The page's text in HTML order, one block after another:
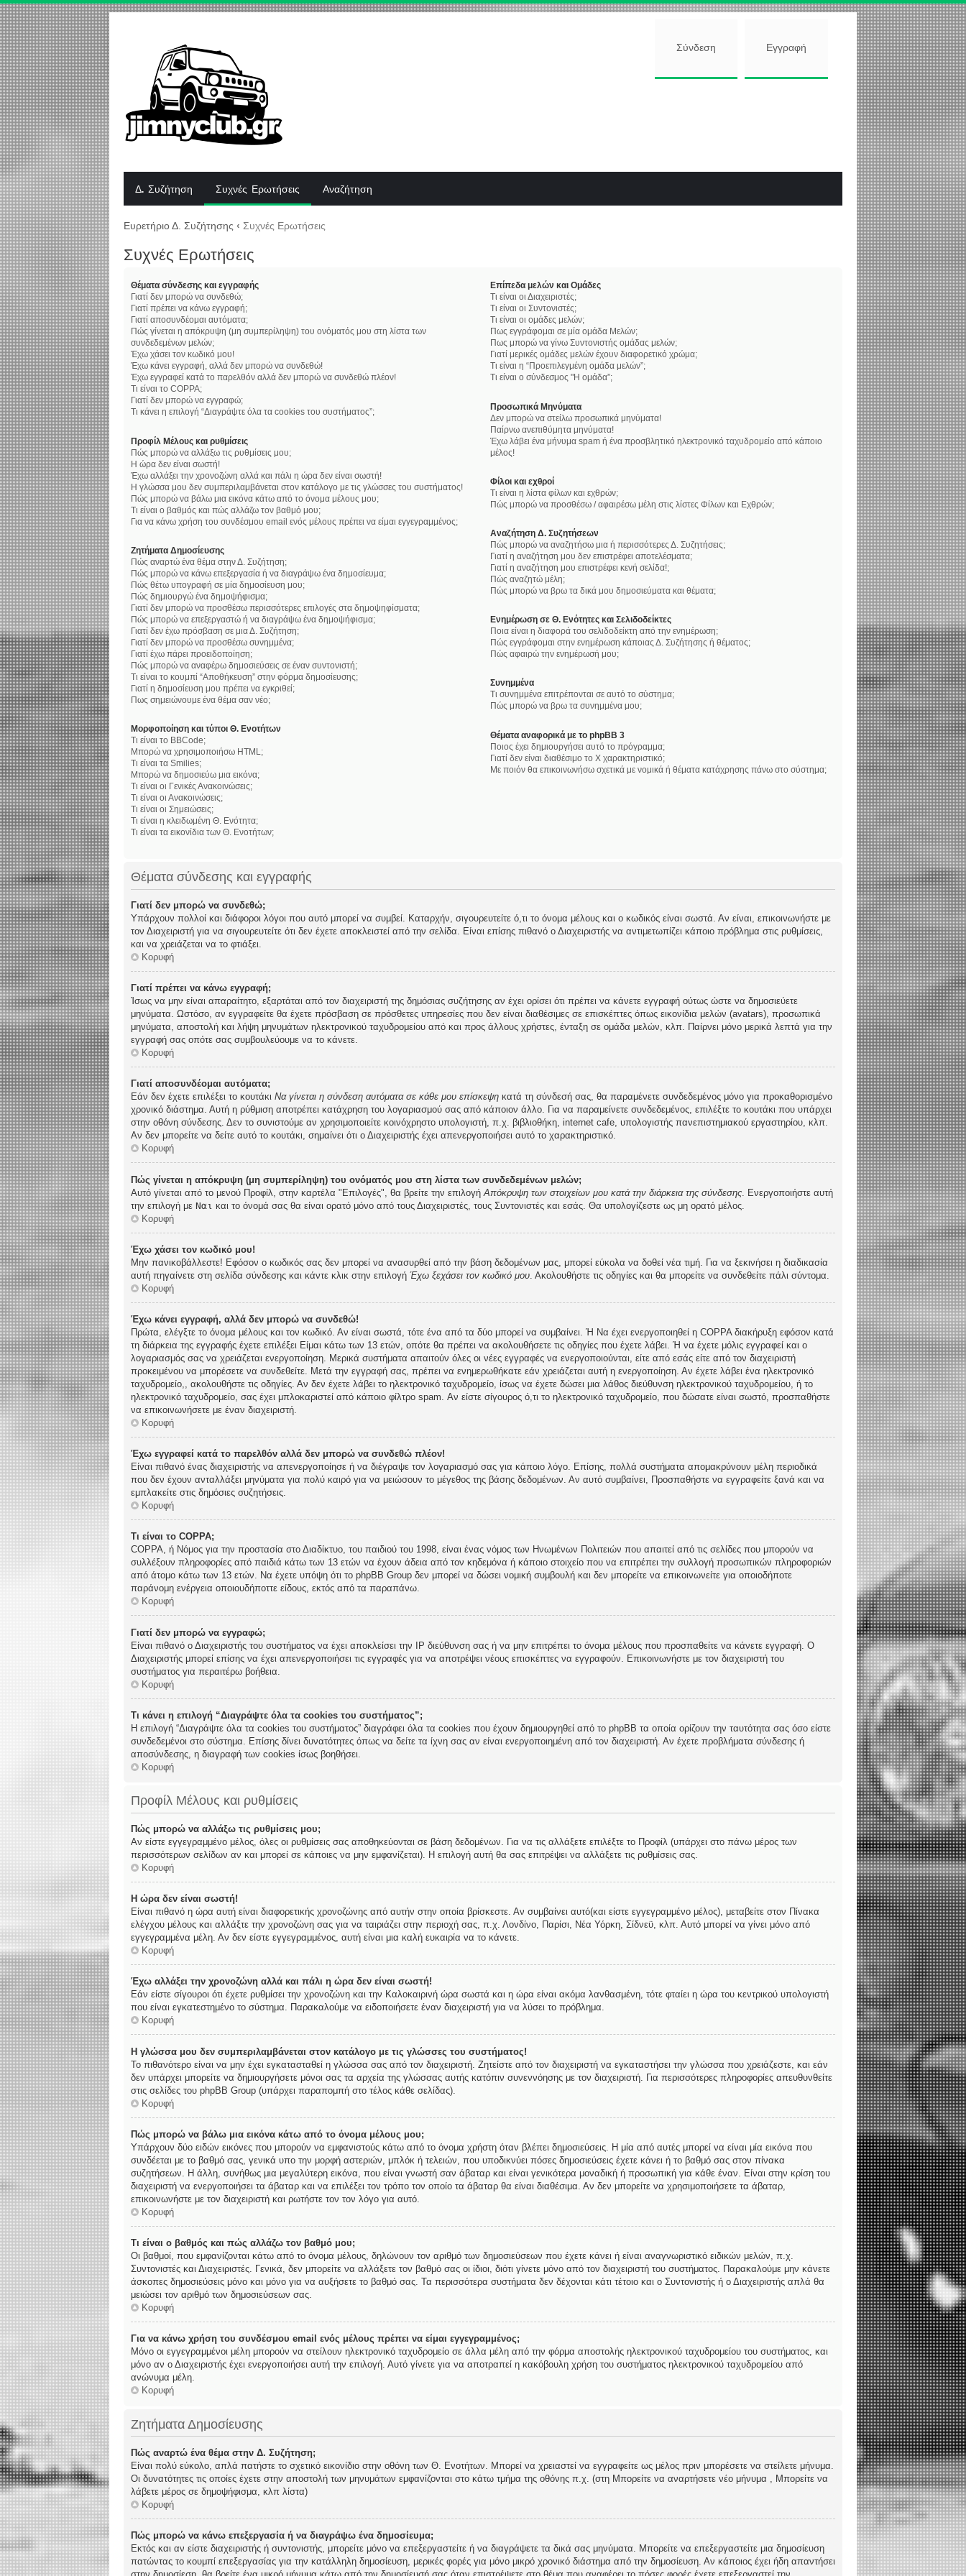
Σύνδεση Εγγραφή
Δ. Συζήτηση Συχνές Ερωτήσεις Αναζήτηση
Ευρετήριο Δ. Συζήτησης ‹ Συχνές Ερωτήσεις
Συχνές Ερωτήσεις
Θέματα σύνδεσης και εγγραφής
Γιατί δεν μπορώ να συνδεθώ;
Γιατί πρέπει να κάνω εγγραφή;
Γιατί αποσυνδέομαι αυτόματα;
Πώς γίνεται η απόκρυψη (μη συμπερίληψη) του ονόματός μου στη λίστα των
συνδεδεμένων μελών;
Έχω χάσει τον κωδικό μου!
Έχω κάνει εγγραφή, αλλά δεν μπορώ να συνδεθώ!
Έχω εγγραφεί κατά το παρελθόν αλλά δεν μπορώ να συνδεθώ πλέον!
Τι είναι το COPPA;
Γιατί δεν μπορώ να εγγραφώ;
Τι κάνει η επιλογή “Διαγράψτε όλα τα cookies του συστήματος”;
Προφίλ Μέλους και ρυθμίσεις
Πώς μπορώ να αλλάξω τις ρυθμίσεις μου;
Η ώρα δεν είναι σωστή!
Έχω αλλάξει την χρονοζώνη αλλά και πάλι η ώρα δεν είναι σωστή!
Η γλώσσα μου δεν συμπεριλαμβάνεται στον κατάλογο με τις γλώσσες του συστήματος!
Πώς μπορώ να βάλω μια εικόνα κάτω από το όνομα μέλους μου;
Τι είναι ο βαθμός και πώς αλλάζω τον βαθμό μου;
Για να κάνω χρήση του συνδέσμου email ενός μέλους πρέπει να είμαι εγγεγραμμένος;
Ζητήματα Δημοσίευσης
Πώς αναρτώ ένα θέμα στην Δ. Συζήτηση;
Πώς μπορώ να κάνω επεξεργασία ή να διαγράψω ένα δημοσίευμα;
Πώς θέτω υπογραφή σε μία δημοσίευση μου;
Πώς δημιουργώ ένα δημοψήφισμα;
Γιατί δεν μπορώ να προσθέσω περισσότερες επιλογές στα δημοψηφίσματα;
Πώς μπορώ να επεξεργαστώ ή να διαγράψω ένα δημοψήφισμα;
Γιατί δεν έχω πρόσβαση σε μια Δ. Συζήτηση;
Γιατί δεν μπορώ να προσθέσω συνημμένα;
Γιατί έχω πάρει προειδοποίηση;
Πώς μπορώ να αναφέρω δημοσιεύσεις σε έναν συντονιστή;
Τι είναι το κουμπί “Αποθήκευση” στην φόρμα δημοσίευσης;
Γιατί η δημοσίευση μου πρέπει να εγκριθεί;
Πως σημειώνουμε ένα θέμα σαν νέο;
Μορφοποίηση και τύποι Θ. Ενοτήτων
Τι είναι το BBCode;
Μπορώ να χρησιμοποιήσω HTML;
Τι είναι τα Smilies;
Μπορώ να δημοσιεύω μια εικόνα;
Τι είναι οι Γενικές Ανακοινώσεις;
Τι είναι οι Ανακοινώσεις;
Τι είναι οι Σημειώσεις;
Τι είναι η κλειδωμένη Θ. Ενότητα;
Τι είναι τα εικονίδια των Θ. Ενοτήτων;
Επίπεδα μελών και Ομάδες
Τι είναι οι Διαχειριστές;
Τι είναι οι Συντονιστές;
Τι είναι οι ομάδες μελών;
Πως εγγράφομαι σε μία ομάδα Μελών;
Πως μπορώ να γίνω Συντονιστής ομάδας μελών;
Γιατί μερικές ομάδες μελών έχουν διαφορετικό χρώμα;
Τι είναι η “Προεπιλεγμένη ομάδα μελών”;
Τι είναι ο σύνδεσμος "Η ομάδα”;
Προσωπικά Μηνύματα
Δεν μπορώ να στείλω προσωπικά μηνύματα!
Παίρνω ανεπιθύμητα μηνύματα!
Έχω λάβει ένα μήνυμα spam ή ένα προσβλητικό ηλεκτρονικό ταχυδρομείο από κάποιο
μέλος!
Φίλοι και εχθροί
Τι είναι η λίστα φίλων και εχθρών;
Πώς μπορώ να προσθέσω / αφαιρέσω μέλη στις λίστες Φίλων και Εχθρών;
Αναζήτηση Δ. Συζητήσεων
Πώς μπορώ να αναζητήσω μια ή περισσότερες Δ. Συζητήσεις;
Γιατί η αναζήτηση μου δεν επιστρέφει αποτελέσματα;
Γιατί η αναζήτηση μου επιστρέφει κενή σελίδα!;
Πώς αναζητώ μέλη;
Πώς μπορώ να βρω τα δικά μου δημοσιεύματα και θέματα;
Ενημέρωση σε Θ. Ενότητες και Σελιδοδείκτες
Ποια είναι η διαφορά του σελιδοδείκτη από την ενημέρωση;
Πώς εγγράφομαι στην ενημέρωση κάποιας Δ. Συζήτησης ή θέματος;
Πώς αφαιρώ την ενημέρωσή μου;
Συνημμένα
Τι συνημμένα επιτρέπονται σε αυτό το σύστημα;
Πώς μπορώ να βρω τα συνημμένα μου;
Θέματα αναφορικά με το phpBB 3
Ποιος έχει δημιουργήσει αυτό το πρόγραμμα;
Γιατί δεν είναι διαθέσιμο το Χ χαρακτηριστικό;
Με ποιόν θα επικοινωνήσω σχετικά με νομικά ή θέματα κατάχρησης πάνω στο σύστημα;
Θέματα σύνδεσης και εγγραφής
Γιατί δεν μπορώ να συνδεθώ;
Υπάρχουν πολλοί και διάφοροι λόγοι που αυτό μπορεί να συμβεί. Καταρχήν, σιγουρευτείτε ό,τι το όνομα μέλους και ο κωδικός είναι σωστά. Αν είναι, επικοινωνήστε με
τον Διαχειριστή για να σιγουρευτείτε ότι δεν έχετε αποκλειστεί από την σελίδα. Είναι επίσης πιθανό ο Διαχειριστής να αντιμετωπίζει κάποιο πρόβλημα στις ρυθμίσεις,
και να χρειάζεται να το φτιάξει.
Κορυφή
Γιατί πρέπει να κάνω εγγραφή;
Ίσως να μην είναι απαραίτητο, εξαρτάται από τον διαχειριστή της δημόσιας συζήτησης αν έχει ορίσει ότι πρέπει να κάνετε εγγραφή ούτως ώστε να δημοσιεύετε
μηνύματα. Ωστόσο, αν εγγραφείτε θα έχετε πρόσβαση σε πρόσθετες υπηρεσίες που δεν είναι διαθέσιμες σε επισκέπτες όπως εικονίδια μελών (avatars), προσωπικά
μηνύματα, αποστολή και λήψη μηνυμάτων ηλεκτρονικού ταχυδρομείου από και προς άλλους χρήστες, ένταξη σε ομάδα μελών, κλπ. Παίρνει μόνο μερικά λεπτά για την
εγγραφή σας οπότε σας συμβουλεύουμε να το κάνετε.
Κορυφή
Γιατί αποσυνδέομαι αυτόματα;
Εάν δεν έχετε επιλέξει το κουτάκι Να γίνεται η σύνδεση αυτόματα σε κάθε μου επίσκεψη κατά τη σύνδεσή σας, θα παραμένετε συνδεδεμένος μόνο για προκαθορισμένο
χρονικό διάστημα. Αυτή η ρύθμιση αποτρέπει κατάχρηση του λογαριασμού σας από κάποιον άλλο. Για να παραμείνετε συνδεδεμένος, επιλέξτε το κουτάκι που υπάρχει
στην οθόνη σύνδεσης. Δεν το συνιστούμε αν χρησιμοποιείτε κοινόχρηστο υπολογιστή, π.χ. βιβλιοθήκη, internet cafe, υπολογιστής πανεπιστημιακού εργαστηρίου, κλπ.
Αν δεν μπορείτε να δείτε αυτό το κουτάκι, σημαίνει ότι ο Διαχειριστής έχει απενεργοποιήσει αυτό το χαρακτηριστικό.
Κορυφή
Πώς γίνεται η απόκρυψη (μη συμπερίληψη) του ονόματός μου στη λίστα των συνδεδεμένων μελών;
Αυτό γίνεται από το μενού Προφίλ, στην καρτέλα "Επιλογές", θα βρείτε την επιλογή Απόκρυψη των στοιχείων μου κατά την διάρκεια της σύνδεσης . Ενεργοποιήστε αυτή
την επιλογή με Ναι και το όνομά σας θα είναι ορατό μόνο από τους Διαχειριστές, τους Συντονιστές και εσάς. Θα υπολογίζεστε ως μη ορατό μέλος.
Κορυφή
Έχω χάσει τον κωδικό μου!
Μην πανικοβάλλεστε! Εφόσον ο κωδικός σας δεν μπορεί να ανασυρθεί από την βάση δεδομένων μας, μπορεί εύκολα να δοθεί νέα τιμή. Για να ξεκινήσει η διαδικασία
αυτή πηγαίνετε στη σελίδα σύνδεσης και κάντε κλικ στην επιλογή Έχω ξεχάσει τον κωδικό μου . Ακολουθήστε τις οδηγίες και θα μπορείτε να συνδεθείτε πάλι σύντομα.
Κορυφή
Έχω κάνει εγγραφή, αλλά δεν μπορώ να συνδεθώ!
Πρώτα, ελέγξτε το όνομα μέλους και τον κωδικό. Αν είναι σωστά, τότε ένα από τα δύο μπορεί να συμβαίνει. Ή Να έχει ενεργοποιηθεί η COPPA διακήρυξη εφόσον κατά
τη διάρκεια της εγγραφής έχετε επιλέξει Είμαι κάτω των 13 ετών, οπότε θα πρέπει να ακολουθήσετε τις οδηγίες που έχετε λάβει. Ή να έχετε μόλις εγγραφεί και ο
λογαριασμός σας να χρειάζεται ενεργοποίηση. Μερικά συστήματα απαιτούν όλες οι νέες εγγραφές να ενεργοποιούνται, είτε από εσάς είτε από τον διαχειριστή
προκειμένου να μπορέσετε να συνδεθείτε. Μετά την εγγραφή σας, πρέπει να ενημερωθήκατε εάν χρειάζεται αυτή η ενεργοποίηση. Αν έχετε λάβει ένα ηλεκτρονικό
ταχυδρομείο,, ακολουθήστε τις οδηγίες. Αν δεν έχετε λάβει το ηλεκτρονικό ταχυδρομείο, ίσως να έχετε δώσει μια λάθος διεύθυνση ηλεκτρονικού ταχυδρομείου, ή το
ηλεκτρονικό ταχυδρομείο, σας έχει μπλοκαριστεί από κάποιο φίλτρο spam. Αν είστε σίγουρος ό,τι το ηλεκτρονικό ταχυδρομείο, που δώσατε είναι σωστό, προσπαθήστε
να επικοινωνήσετε με έναν διαχειριστή.
Κορυφή
Έχω εγγραφεί κατά το παρελθόν αλλά δεν μπορώ να συνδεθώ πλέον!
Είναι πιθανό ένας διαχειριστής να απενεργοποίησε ή να διέγραψε τον λογαριασμό σας για κάποιο λόγο. Επίσης, πολλά συστήματα απομακρύνουν μέλη περιοδικά
που δεν έχουν ανταλλάξει μηνύματα για πολύ καιρό για να μειώσουν το μέγεθος της βάσης δεδομένων. Αν αυτό συμβαίνει, Προσπαθήστε να εγγραφείτε ξανά και να
εμπλακείτε στις δημόσιες συζητήσεις.
Κορυφή
Τι είναι το COPPA;
COPPA, ή Νόμος για την προστασία στο Διαδίκτυο, του παιδιού του 1998, είναι ένας νόμος των Ηνωμένων Πολιτειών που απαιτεί από τις σελίδες που μπορούν να
συλλέξουν πληροφορίες από παιδιά κάτω των 13 ετών να έχουν άδεια από τον κηδεμόνα ή κάποιο στοιχείο που να επιτρέπει την συλλογή προσωπικών πληροφοριών
από άτομο κάτω των 13 ετών. Να έχετε υπόψη ότι το phpBB Group δεν μπορεί να δώσει νομική συμβουλή και δεν μπορείτε να επικοινωνείτε για οποιοδήποτε
παράνομη ενέργεια οποιουδήποττε είδους, εκτός από τα παραπάνω.
Κορυφή
Γιατί δεν μπορώ να εγγραφώ;
Είναι πιθανό ο Διαχειριστής του συστήματος να έχει αποκλείσει την IP διεύθυνση σας ή να μην επιτρέπει το όνομα μέλους που προσπαθείτε να κάνετε εγγραφή. Ο
Διαχειριστής μπορεί επίσης να έχει απενεργοποιήσει τις εγγραφές για να αποτρέψει νέους επισκέπτες να εγγραφούν. Επικοινωνήστε με τον διαχειριστή του
συστήματος για περαιτέρω βοήθεια.
Κορυφή
Τι κάνει η επιλογή “Διαγράψτε όλα τα cookies του συστήματος”;
Η επιλογή “Διαγράψτε όλα τα cookies του συστήματος” διαγράφει όλα τα cookies που έχουν δημιουργηθεί από το phpBB τα οποία ορίζουν την ταυτότητα σας όσο είστε
συνδεδεμένοι στο σύστημα. Επίσης δίνει δυνατότητες όπως να δείτε τα ίχνη σας αν είναι ενεργοποιημένη από τον διαχειριστή. Αν έχετε προβλήματα σύνδεσης ή
αποσύνδεσης, η διαγραφή των cookies ίσως βοηθήσει.
Κορυφή
Προφίλ Μέλους και ρυθμίσεις
Πώς μπορώ να αλλάξω τις ρυθμίσεις μου;
Αν είστε εγγεγραμμένο μέλος, όλες οι ρυθμίσεις σας αποθηκεύονται σε βάση δεδομένων. Για να τις αλλάξετε επιλέξτε το Προφίλ (υπάρχει στο πάνω μέρος των
περισσότερων σελίδων αν και μπορεί σε κάποιες να μην εμφανίζεται). Η επιλογή αυτή θα σας επιτρέψει να αλλάξετε τις ρυθμίσεις σας.
Κορυφή
Η ώρα δεν είναι σωστή!
Είναι πιθανό η ώρα αυτή είναι διαφορετικής χρονοζώνης από αυτήν στην οποία βρίσκεστε. Αν συμβαίνει αυτό(και είστε εγγεγραμμένο μέλος), μεταβείτε στον Πίνακα
ελέγχου μέλους και αλλάξτε την χρονοζώνη σας για να ταιριάζει στην περιοχή σας, π.χ. Λονδίνο, Παρίσι, Νέα Υόρκη, Σίδνεϋ, κλπ. Αυτό μπορεί να γίνει μόνο από
εγγεγραμμένα μέλη. Αν δεν είστε εγγεγραμμένος, αυτή είναι μια καλή ευκαιρία να το κάνετε.
Κορυφή
Έχω αλλάξει την χρονοζώνη αλλά και πάλι η ώρα δεν είναι σωστή!
Εάν είστε σίγουροι ότι έχετε ρυθμίσει την χρονοζώνη και την Καλοκαιρινή ώρα σωστά και η ώρα είναι ακόμα λανθασμένη, τότε φταίει η ώρα του κεντρικού υπολογιστή
που είναι εγκατεστημένο το σύστημα. Παρακαλούμε να ειδοποιήσετε έναν διαχειριστή για να λύσει το πρόβλημα.
Κορυφή
Η γλώσσα μου δεν συμπεριλαμβάνεται στον κατάλογο με τις γλώσσες του συστήματος!
Το πιθανότερο είναι να μην έχει εγκατασταθεί η γλώσσα σας από τον διαχειριστή. Ζητείστε από τον διαχειριστή να εγκαταστήσει την γλώσσα που χρειάζεστε, και εάν
δεν υπάρχει μπορείτε να δημιουργήσετε μόνοι σας τα αρχεία της γλώσσας αυτής κατόπιν συνεννόησης με τον διαχειριστή. Για περισσότερες πληροφορίες απευθυνθείτε
στις σελίδες του phpBB Group (υπάρχει παραπομπή στο τέλος κάθε σελίδας).
Κορυφή
Πώς μπορώ να βάλω μια εικόνα κάτω από το όνομα μέλους μου;
Υπάρχουν δύο ειδών εικόνες που μπορούν να εμφανιστούς κάτω από το όνομα χρήστη όταν βλέπει δημοσιεύσεις. Η μία από αυτές μπορεί να είναι μία εικόνα που
συνδέεται με το βαθμό σας, γενικά υπο την μορφή αστεριών, μπλόκ ή τελειών, που υποδικνύει πόσες δημοσιεύσεις έχετε κάνει ή το βαθμό σας στον πίνακα
συζητήσεων. Η άλλη, συνήθως μια μεγαλύτερη εικόνα, που είναι γνωστή σαν άβαταρ και είναι γενικότερα μοναδική ή προσωπική για κάθε έναν. Είναι στην κρίση του
διαχειριστή να ενεργοποιήσει τα άβαταρ και να επιλέξει τον τρόπο τον οποίο τα άβαταρ θα είναι διαθέσιμα. Αν δεν μπορείτε να χρησιμοποιήσετε τα άβαταρ,
επικοινωνήστε με τον διαχειριστή και ρωτήστε τον τον λόγο για αυτό.
Κορυφή
Τι είναι ο βαθμός και πώς αλλάζω τον βαθμό μου;
Οι βαθμοί, που εμφανίζονται κάτω από το όνομα μέλους, δηλώνουν τον αριθμό των δημοσιεύσεων που έχετε κάνει ή είναι αναγνωριστικό ειδικών μελών, π.χ.
Συντονιστές και Διαχειριστές. Γενικά, δεν μπορείτε να αλλάξετε τον βαθμό σας οι ίδιοι, διότι γίνετε μόνο από τον διαχειριστή του συστήματος. Παρακαλούμε μην κάνετε
άσκοπες δημοσιεύσεις μόνο και μόνο για να αυξήσετε το βαθμό σας. Τα περισσότερα συστήματα δεν δέχονται κάτι τέτοιο και ο Συντονιστής ή ο Διαχειριστής απλά θα
μειώσει τον αριθμό των δημοσιεύσεων σας.
Κορυφή
Για να κάνω χρήση του συνδέσμου email ενός μέλους πρέπει να είμαι εγγεγραμμένος;
Μόνο οι εγγεγραμμένοι μέλη μπορούν να στείλουν ηλεκτρονικό ταχυδρομείο σε άλλα μέλη από την φόρμα αποστολής ηλεκτρονικού ταχυδρομείου του συστήματος, και
μόνο αν ο Διαχειριστής έχει ενεργοποιήσει αυτή την επιλογή. Αυτό γίνετε για να αποτραπεί η κακόβουλη χρήση του συστήματος ηλεκτρονικού ταχυδρομείου από
ανώνυμα μέλη.
Κορυφή
Ζητήματα Δημοσίευσης
Πώς αναρτώ ένα θέμα στην Δ. Συζήτηση;
Είναι πολύ εύκολο, απλά πατήστε το σχετικό εικονίδιο στην οθόνη των Θ. Ενοτήτων. Μπορεί να χρειαστεί να εγγραφείτε ως μέλος πριν μπορέσετε να στείλετε μήνυμα.
Οι δυνατότητες τις οποίες έχετε στην αποστολή των μηνυμάτων εμφανίζονται στο κάτω τμήμα της οθόνης π.χ. (στη Μπορείτε να αναρτήσετε νέο μήνυμα , Μπορείτε να
λάβετε μέρος σε δημοψήφισμα, κλπ λίστα)
Κορυφή
Πώς μπορώ να κάνω επεξεργασία ή να διαγράψω ένα δημοσίευμα;
Εκτός και αν είστε διαχειριστής ή συντονιστής, μπορείτε μόνο να επεξεργαστείτε ή να διαγράψετε τα δικά σας μηνύματα. Μπορείτε να επεξεργαστείτε μια δημοσίευση
πατώντας το κουμπί επεξεργασίας για την κατάλληλη δημοσίευση, μερικές φορές για μόνο μικρό χρονικό διάστημα από την δημοσίευση. Αν κάποιος έχει ήδη απαντήσει